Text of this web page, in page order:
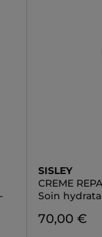
SISLEY
CREME
Soin
70,00 €